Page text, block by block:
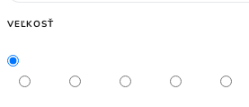
VEĽKOSŤ